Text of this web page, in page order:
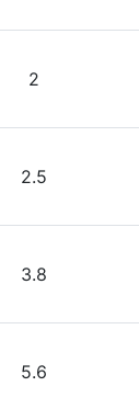
2
2.5
3.8
5.6